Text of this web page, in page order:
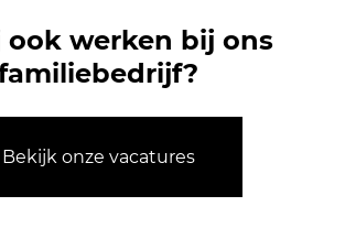
ook werken bij ons
Bekijk onze vacatures